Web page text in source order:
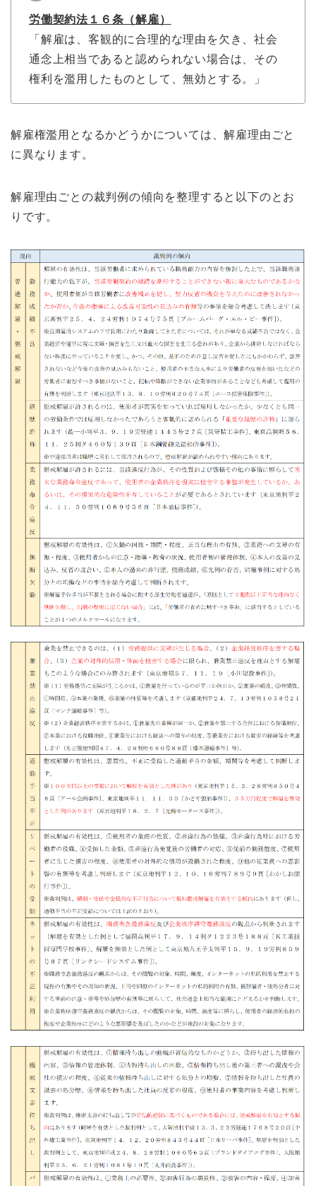
労働契約法１６条（解雇）
「解雇は、客観的に合理的な理由を欠き、社会
通念上相当であると認められない場合は、その
権利を濫用したものとして、無効とする。」
解雇権濫用となるかどうかについては、解雇理由ごと
に異なります。
解雇理由ごとの裁判例の傾向を整理すると以下のとお
りです。